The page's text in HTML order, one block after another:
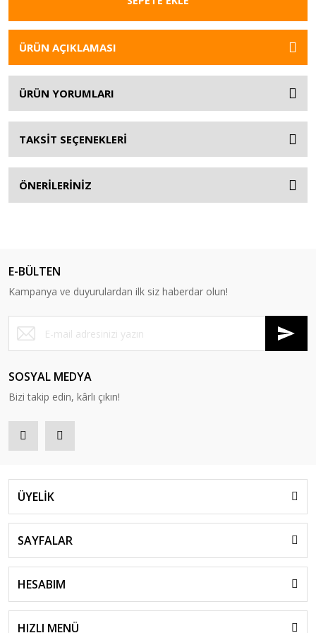
ÜRÜN AÇIKLAMASI
ÜRÜN YORUMLARI
TAKSİT SEÇENEKLERİ
ÖNERİLERİNİZ
E-BÜLTEN
Kampanya ve duyurulardan ilk siz haberdar olun!
SOSYAL MEDYA
Bizi takip edin, kârlı çıkın!
ÜYELİK
SAYFALAR
HESABIM
HIZLI MENÜ